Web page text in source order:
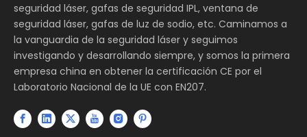
seguridad láser, gafas de seguridad IPL, ventana de
seguridad láser, gafas de luz de sodio, etc. Caminamos a
la vanguardia de la seguridad láser y seguimos
investigando y desarrollando siempre, y somos la primera
empresa china en obtener la certificación CE por el
Laboratorio Nacional de la UE con EN207.